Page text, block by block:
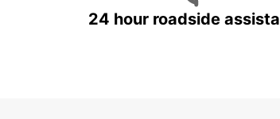
24 hour roadside